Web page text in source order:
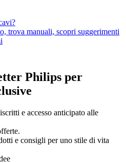
trova manuali, scopri suggerimenti
Philips per
e accesso anticipato alle
e consigli per uno stile di vita